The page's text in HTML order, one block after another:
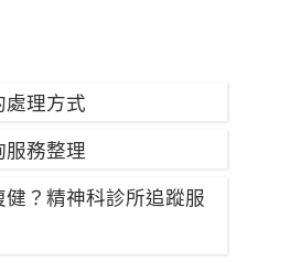
理方式
務整理
？精神科診所追蹤服